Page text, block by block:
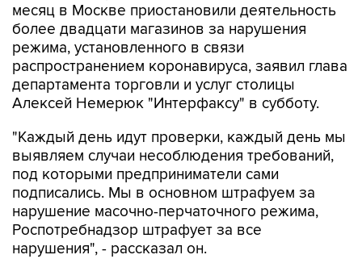
месяц в Москве приостановили деятельность
более двадцати магазинов за нарушения
режима, установленного в связи
распространением коронавируса, заявил глава
департамента торговли и услуг столицы
Алексей Немерюк "Интерфаксу" в субботу.
"Каждый день идут проверки, каждый день мы
выявляем случаи несоблюдения требований,
под которыми предприниматели сами
подписались. Мы в основном штрафуем за
нарушение масочно-перчаточного режима,
Роспотребнадзор штрафует за все
нарушения", - рассказал он.